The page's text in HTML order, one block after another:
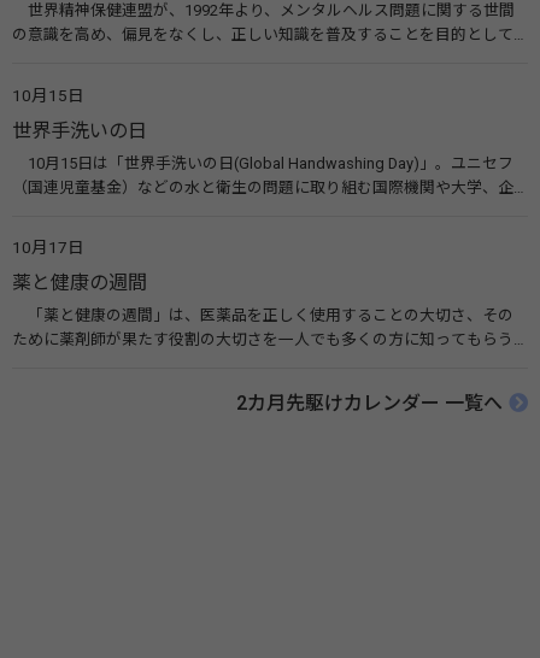
世界精神保健連盟が、1992年より、メンタルヘルス問題に関する世間
の意識を高め、偏見をなくし、正しい知識を普及することを目的として、
す。 関連リンク 世界メンタルヘルスデー（厚生労働省） 働く人のメンタ
ルヘルス・ポータルサイト「こころの耳」（厚生労働省）
10月15日
世界手洗いの日
10月15日は「世界手洗いの日(Global Handwashing Day)」。ユニセフ
（国連児童基金）などの水と衛生の問題に取り組む国際機関や大学、企
10月17日
薬と健康の週間
「薬と健康の週間」は、医薬品を正しく使用することの大切さ、その
ために薬剤師が果たす役割の大切さを一人でも多くの方に知ってもらう
伝えたい！薬との付き合い方」（保健指導リソースガイド）
2カ月先駆けカレンダー 一覧へ